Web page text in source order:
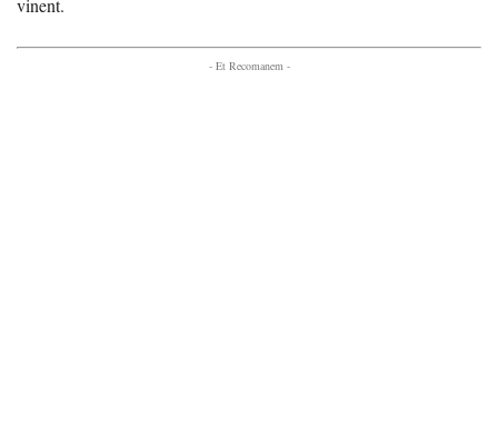
vinent.
- Et Recomanem -